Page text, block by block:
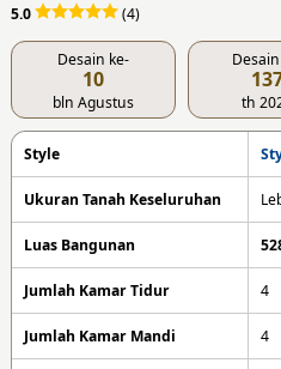
5.0
(4)
Desain ke-
10
bln Agustus th
Style
Ukuran Tanah Keseluruhan
Luas Bangunan
Jumlah Kamar Tidur 4
Jumlah Kamar Mandi 4